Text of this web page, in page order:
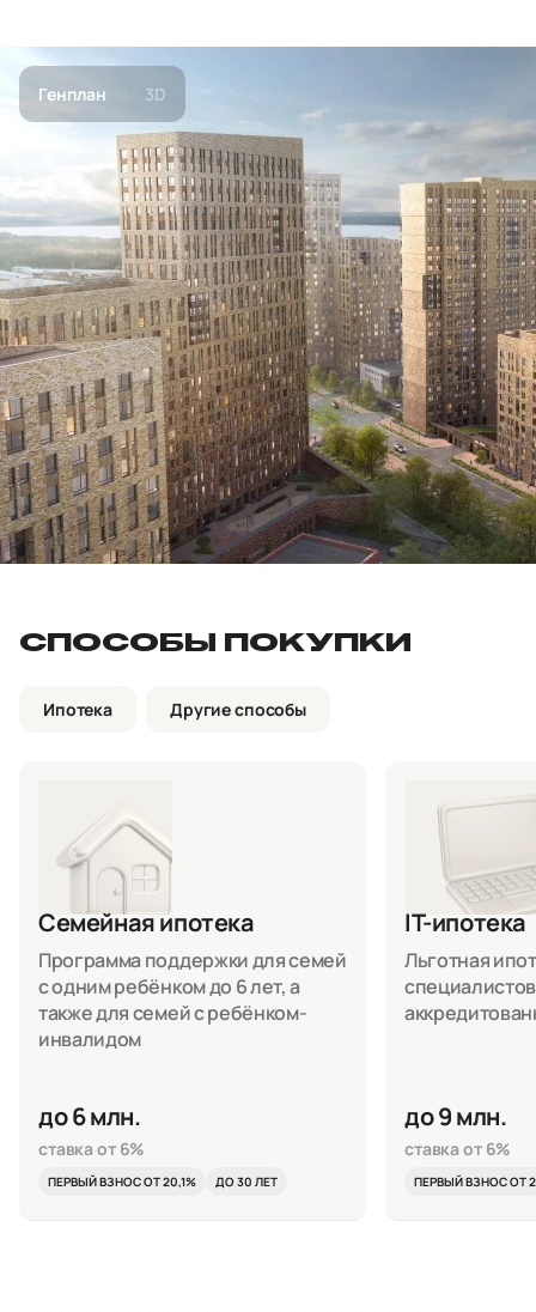
Генплан 3D
СПОСОБЫ ПОКУПКИ
Ипотека Другие способы
Семейная ипотека
Программа поддержки для семей
с одним ребёнком до 6 лет, а
также для семей с ребёнком-
инвалидом
до 6 млн.
ставка от 6%
ПЕРВЫЙ ВЗНОС ОТ 20,1% ДО 30 ЛЕТ
IT-ипотека
Льготная
до 9 млн.
ставка от 6%
ПЕРВЫЙ ВЗНОС ОТ